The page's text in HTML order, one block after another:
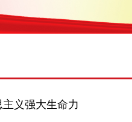
义强大生命力